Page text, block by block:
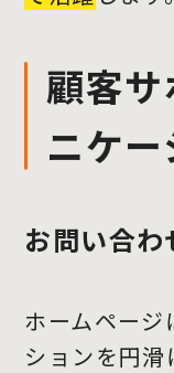
顧客
ニケ
お問い合わ
ホームページ
ションを円滑